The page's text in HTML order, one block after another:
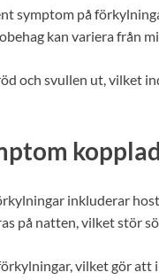
symptom på
kan variera från
och svullen ut, vilket
inkluderar
på natten, vilket stör
vilket gör att